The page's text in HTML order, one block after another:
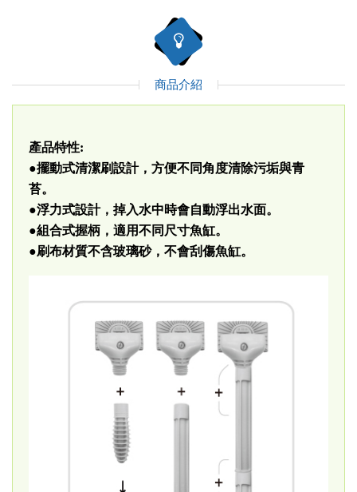
商品介紹
產品特性:
●擺動式清潔刷設計，方便不同角度清除污垢與青
苔。
●浮力式設計，掉入水中時會自動浮出水面。
●組合式握柄，適用不同尺寸魚缸。
●刷布材質不含玻璃砂，不會刮傷魚缸。